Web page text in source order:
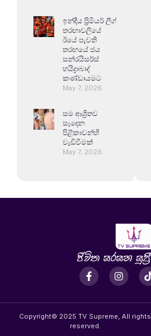
ඉන්දීය ප්‍රිමියර් ලීග්
තරඟාවලියේ
ඊයේ පැවති
තරඟයේ ජය
සන්රයිසර්ස්
හයිද්‍රාබාද්
කණ්ඩායමට
May 7, 2026
සම ආශ්‍රිතව
සෑදෙන
පිළිකාවන්හි
වැඩිවීමක්
May 7, 2026
Copyright© 2025 TV Supreme, All rights
reserved.